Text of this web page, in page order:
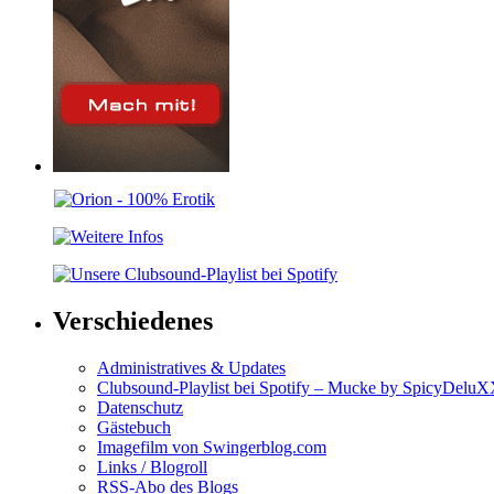
Verschiedenes
Administratives & Updates
Clubsound-Playlist bei Spotify – Mucke by
Datenschutz
Gästebuch
Imagefilm von Swingerblog.com
Links / Blogroll
RSS-Abo des Blogs